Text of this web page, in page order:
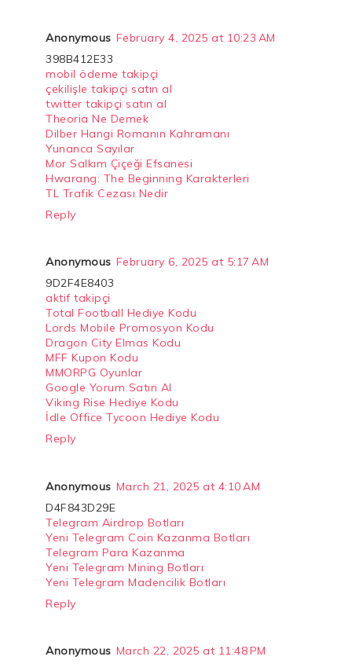
Anonymous February 4, 2025 at 10:23 AM
398B412E33
mobil ödeme takipçi
çekilişle takipçi satın al
twitter takipçi satın al
Theoria Ne Demek
Dilber Hangi Romanın Kahramanı
Yunanca Sayılar
Mor Salkım Çiçeği Efsanesi
Hwarang: The Beginning Karakterleri
TL Trafik Cezası Nedir
Reply
Anonymous February 6, 2025 at 5:17 AM
9D2F4E8403
aktif takipçi
Total Football Hediye Kodu
Lords Mobile Promosyon Kodu
Dragon City Elmas Kodu
MFF Kupon Kodu
MMORPG Oyunlar
Google Yorum Satın Al
Viking Rise Hediye Kodu
İdle Office Tycoon Hediye Kodu
Reply
Anonymous March 21, 2025 at 4:10 AM
D4F843D29E
Telegram Airdrop Botları
Yeni Telegram Coin Kazanma Botları
Telegram Para Kazanma
Yeni Telegram Mining Botları
Yeni Telegram Madencilik Botları
Reply
Anonymous March 22, 2025 at 11:48 PM